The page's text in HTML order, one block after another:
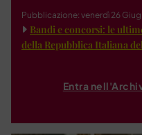
Pubblicazione: venerdì 26
Bandi e concorsi: le
della Repubblica Italiana
Entra